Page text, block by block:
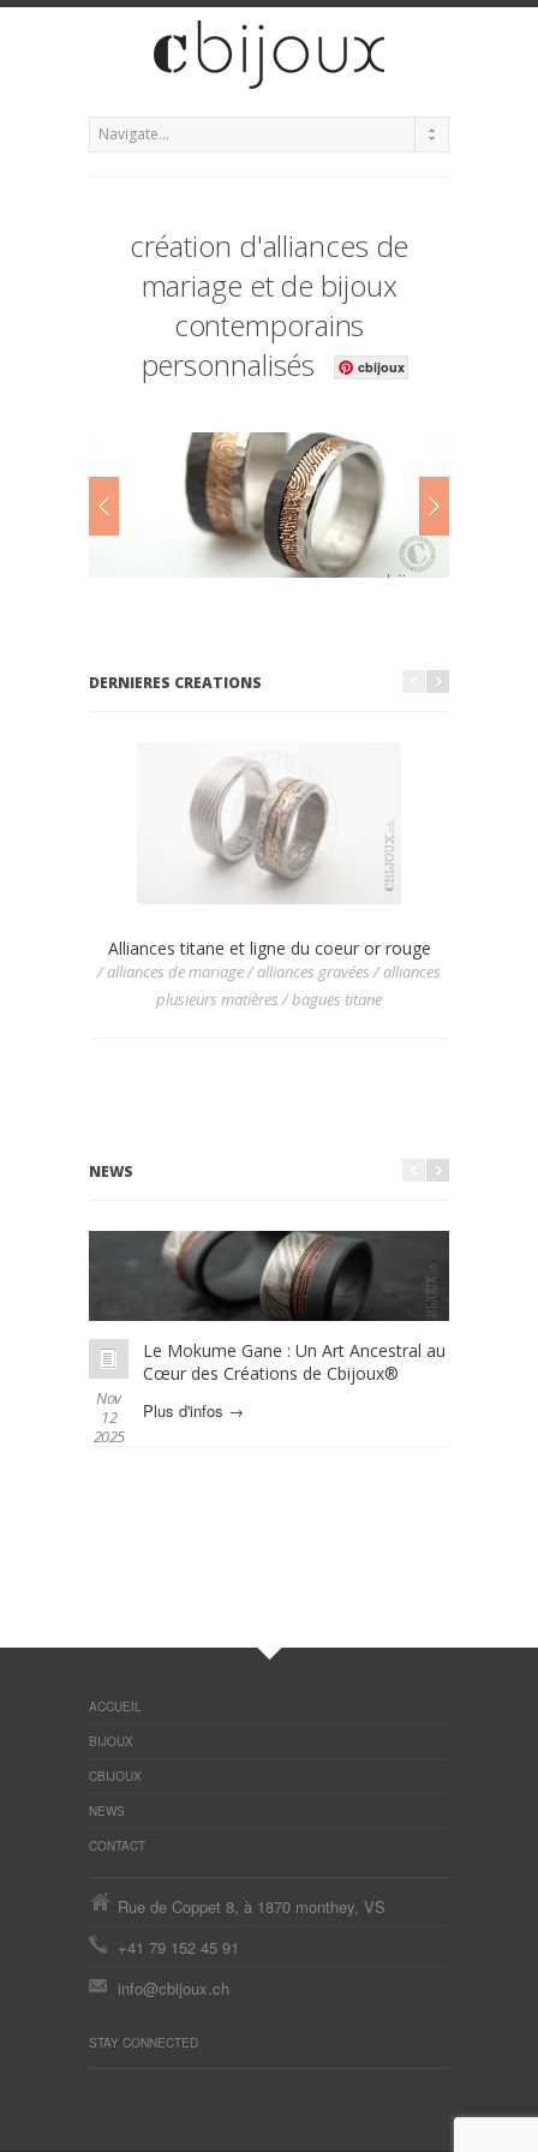
création d'alliances de
mariage et de bijoux
contemporains
personnalisés
cbijoux
DERNIERES CREATIONS
Alliances titane et ligne du coeur or rouge
/ alliances de mariage / alliances gravées / alliances
plusieurs matières / bagues titane
NEWS
Nov
12
2025
Le Mokume Gane : Un Art Ancestral au
Cœur des Créations de Cbijoux®
Plus d'infos →
ACCUEIL
BIJOUX
CBIJOUX
NEWS
CONTACT
Rue de Coppet 8, à 1870 monthey, VS
+41 79 152 45 91
info@cbijoux.ch
STAY CONNECTED